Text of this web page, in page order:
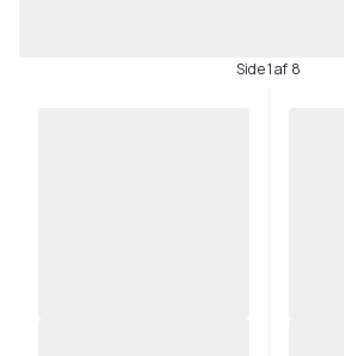
Side 1 af 8